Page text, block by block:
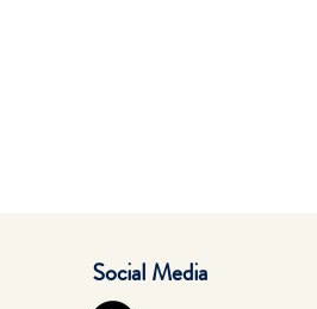
Social Media